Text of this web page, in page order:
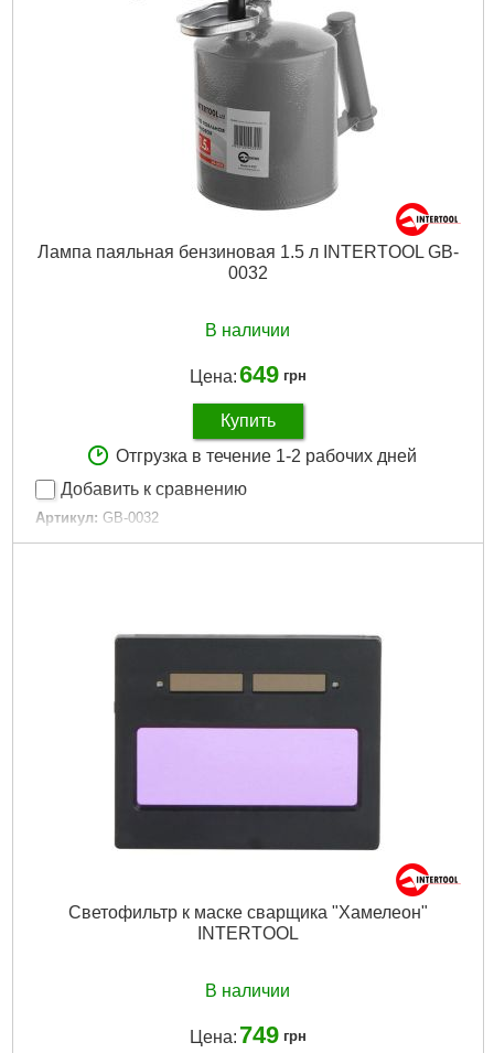
Подробнее...
Лампа паяльная бензиновая 1.5 л INTERTOOL GB-
0032
В наличии
Цена:649 грн
Купить
Отгрузка в течение 1-2 рабочих дней
Добавить к сравнению
Артикул: GB-0032
Код товара: 11.09.81
Подробнее...
Светофильтр к маске сварщика "Хамелеон"
INTERTOOL
В наличии
Цена: 749 грн